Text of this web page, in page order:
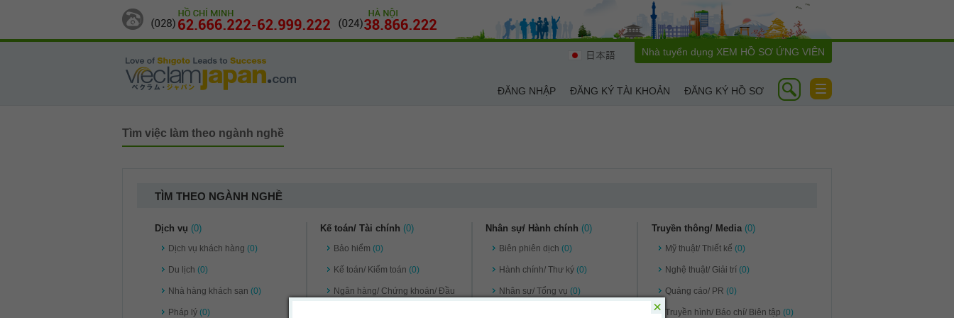
日本語 Nhà tuyển dụng XEM HỒ SƠ ỨNG VIÊN
ĐĂNG NHẬP ĐĂNG KÝ TÀI KHOẢN ĐĂNG KÝ HỒ SƠ
Toggle
navigation
Tìm việc làm theo ngành nghề
TÌM THEO NGÀNH NGHỀ
Dịch vụ (0)
Dịch vụ khách hàng (0)
Du lịch (0)
Nhà hàng khách sạn (0)
Pháp lý (0)
Kế toán/ Tài chính (0)
Bảo hiểm(0)
Kế toán/ Kiểm toán(0)
Ngân hàng/ Chứng khoán/ Đầu
Nhân sự/ Hành chính (0)
Biên phiên dịch(0)
Hành chính/ Thư ký(0)
Nhân sự/ Tổng vụ(0)
Truyền thông/ Media (0)
Mỹ thuật/ Thiết kế (0)
Nghệ thuật/ Giải trí (0)
Quảng cáo/ PR (0)
Truyền hình/ Báo chí/ Biên tập (0)
×